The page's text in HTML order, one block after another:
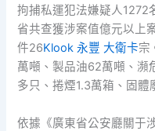
拘捕私運犯法嫌疑人1272
省共查獲涉案值億元以上
件26Klook 永豐 大衛卡宗
萬噸、製品油62萬噸、瀕
多只、捲煙1.3萬箱、固體
依據《廣東省公安廳關于